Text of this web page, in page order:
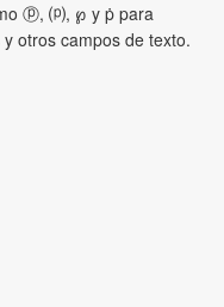
ⓟ, ⒫, ℘ y ṗ para
otros campos de texto.